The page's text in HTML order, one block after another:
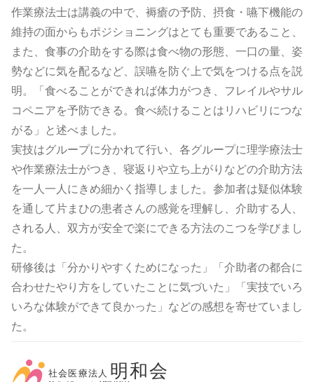
作業療法士は講義の中で、褥瘡の予防、摂食・嚥下機能の
維持の面からもポジショニングはとても重要であること、
また、食事の介助をする際は食べ物の形態、一口の量、姿
勢などに気を配るなど、誤嚥を防ぐ上で気をつける点を説
明。「食べることができれば体力がつき、フレイルやサル
コペニアを予防できる。食べ続けることはリハビリにつな
がる」と述べました。
実技はグループに分かれて行い、各グループに理学療法士
や作業療法士がつき、寝返りや立ち上がりなどの介助方法
を一人一人にきめ細かく指導しました。参加者は疑似体験
を通して片まひの患者さんの感覚を理解し、介助する人、
される人、双方が安全で楽にできる方法のこつを学びまし
た。
研修後は「分かりやすくためになった」「介助者の都合に
合わせたやり方をしていたことに気づいた」「実技でいろ
いろな体験ができて良かった」などの感想を寄せていまし
た。